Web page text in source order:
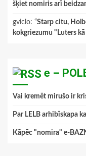
šķiet nomiris arī
gviclo: “Starp citu,
kokgriezumu "Luters
e –
Vai kremēt mirušo ir
Par LELB arhibīskapa
Kāpēc "nomira" e-